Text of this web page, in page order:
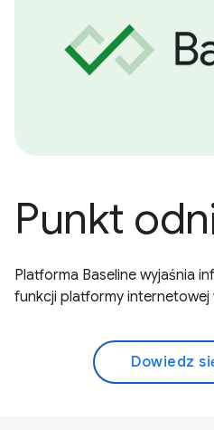
Punkt
Platforma Baseline wyjaśnia
funkcji platformy internetowej
Dowiedz